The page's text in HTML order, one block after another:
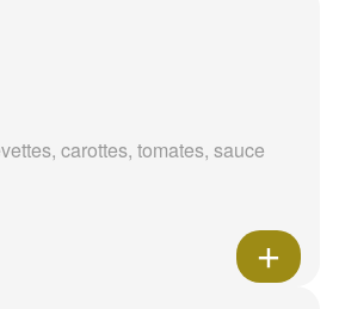
carottes, tomates, sauce